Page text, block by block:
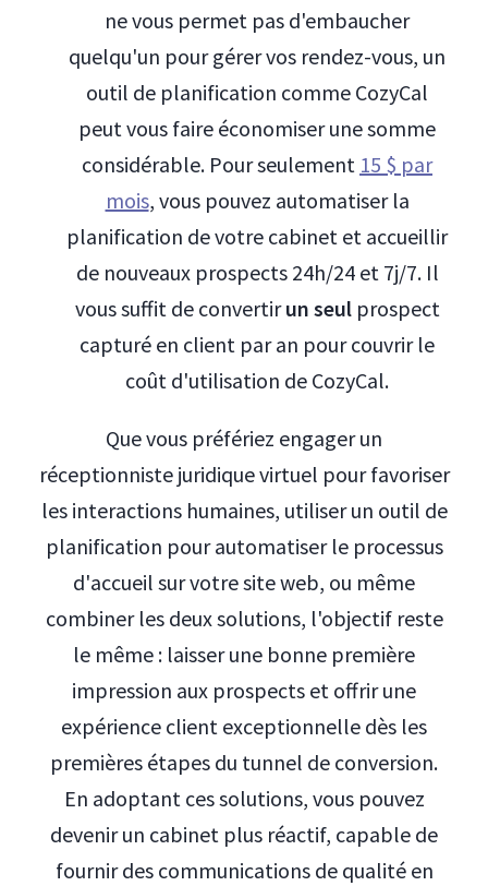
ne vous permet pas d'embaucher
quelqu'un pour gérer vos rendez-vous, un
outil de planification comme CozyCal
peut vous faire économiser une somme
considérable. Pour seulement 15 $ par
mois, vous pouvez automatiser la
planification de votre cabinet et accueillir
de nouveaux prospects 24h/24 et 7j/7. Il
vous suffit de convertirun seulprospect
capturé en client par an pour couvrir le
coût d'utilisation de CozyCal.
Que vous préfériez engager un
réceptionniste juridique virtuel pour favoriser
les interactions humaines, utiliser un outil de
planification pour automatiser le processus
d'accueil sur votre site web, ou même
combiner les deux solutions, l'objectif reste
le même : laisser une bonne première
impression aux prospects et offrir une
expérience client exceptionnelle dès les
premières étapes du tunnel de conversion.
En adoptant ces solutions, vous pouvez
devenir un cabinet plus réactif, capable de
fournir des communications de qualité en